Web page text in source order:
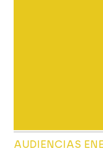
AUDIENCIAS